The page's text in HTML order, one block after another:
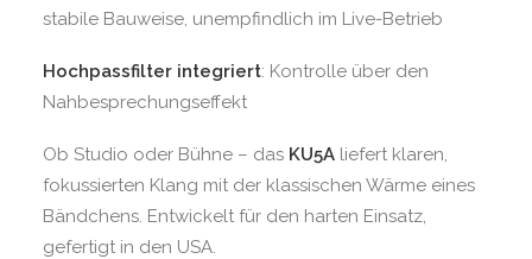
stabile Bauweise, unempfindlich im Live-Betrieb
Hochpassfilter integriert: Kontrolle über den
Nahbesprechungseffekt
Ob Studio oder Bühne – das KU5A liefert klaren,
fokussierten Klang mit der klassischen Wärme eines
Bändchens. Entwickelt für den harten Einsatz,
gefertigt in den USA.